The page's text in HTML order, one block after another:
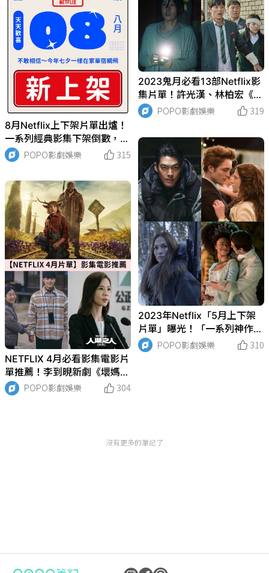
2023鬼月必看13部Netflix影
集片單！許光漢、林柏宏《鬼
家人》8月上線，驚悚、搞
笑、懸疑影集通通有！
POPO影劇娛樂
319
8月Netflix上下架片單出爐！
一系列經典影集下架倒數，要
看要快！POPO影劇娛樂 315
2023年Netflix「5月上下架
片單」曝光！「一系列神作」
下架倒數，《暮光之城》全系
列五一連假上架不怕劇荒！
POPO影劇娛樂
310
NETFLIX 4月必看影集電影片
單推薦！李到晛新劇《壞媽
媽》超催淚、《鹿角男孩2》
將回歸！
POPO影劇娛樂 304
沒有更多的筆記了